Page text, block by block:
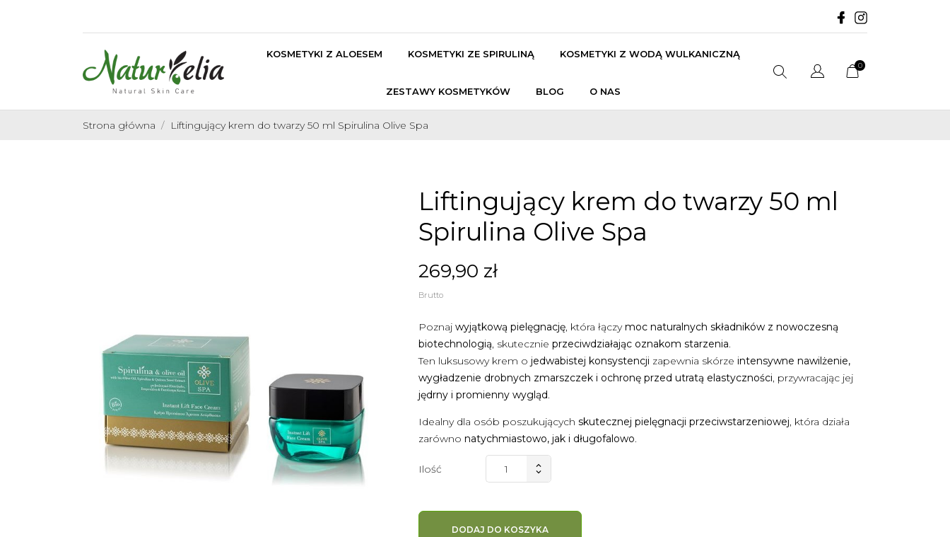
KOSMETYKI Z ALOESEM KOSMETYKI ZE SPIRULINĄ KOSMETYKI Z WODĄ WULKANICZNĄ
ZESTAWY KOSMETYKÓW BLOG O NAS
0
Strona główna Liftingujący krem do twarzy 50 ml Spirulina Olive Spa
Liftingujący krem do twarzy 50 ml
Spirulina Olive Spa
269,90 zł
Brutto
Poznaj wyjątkową pielęgnację, która łączymoc naturalnych składników z nowoczesną
biotechnologią, skutecznie przeciwdziałając oznakom starzenia.
Ten luksusowy krem o jedwabistej konsystencji zapewnia skórze intensywne nawilżenie,
wygładzenie drobnych zmarszczek i ochronę przed utratą elastyczności, przywracając jej
jędrny i promienny wygląd.
Idealny dla osób poszukujących skutecznej pielęgnacji przeciwstarzeniowej, która działa
zarówno natychmiastowo, jak i długofalowo.
Ilość
DODAJ DO KOSZYKA